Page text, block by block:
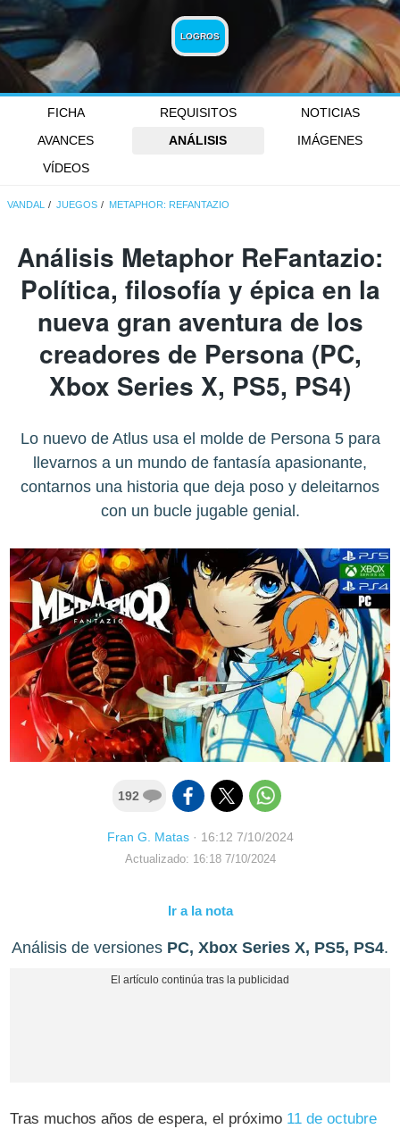
LOGROS
FICHA REQUISITOS
NOTICIAS
AVANCES
ANÁLISIS
IMÁGENES
VÍDEOS
VANDAL JUEGOS METAPHOR: REFANTAZIO
Análisis Metaphor ReFantazio:
Política, filosofía y épica en la
nueva gran aventura de los
creadores de Persona (PC,
Xbox Series X, PS5, PS4)
Lo nuevo de Atlus usa el molde de Persona 5 para
llevarnos a un mundo de fantasía apasionante,
contarnos una historia que deja poso y deleitarnos
con un bucle jugable genial.
192
Fran G. Matas· 16:12 7/10/2024
Actualizado: 16:18 7/10/2024
Ir a la nota
Análisis de versiones PC, Xbox Series X, PS5, PS4.
Tras muchos años de espera, el próximo 11 de octubre